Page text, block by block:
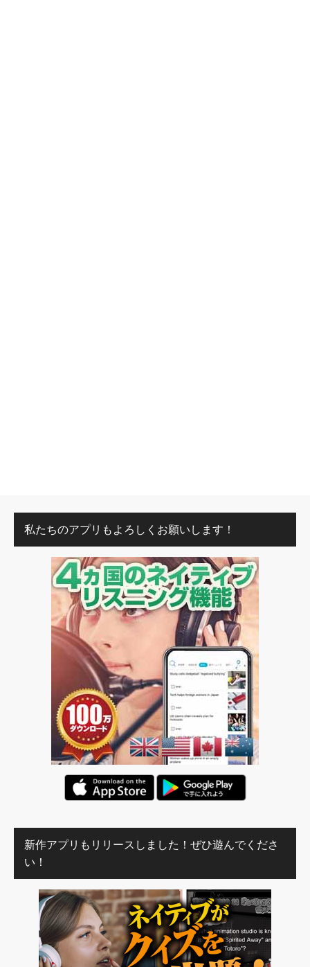
私たちのアプリもよろしくお願いします！
新作アプリもリリースしました！ぜひ遊んでくださ
い！